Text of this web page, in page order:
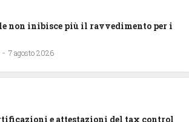
non inibisce più il ravvedimento per i
- 7 agosto 2026
e attestazioni del tax control